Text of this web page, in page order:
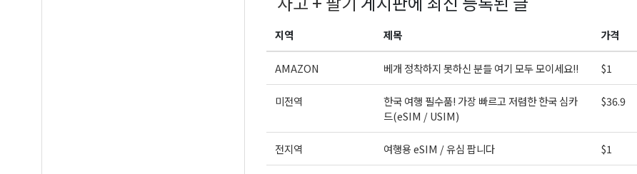
지역 제목 가격
AMAZON 베개 정착하지 못하신 분들 여기 모두 모이세요!! $1
미전역
한국 여행 필수품! 가장 빠르고 저렴한 한국 심카
드(eSIM / USIM)
$36.9
전지역 여행용 eSIM / 유심 팝니다 $1
Suite A, Edmonds, WA, 98026, US, https://wowseattle.com. You can revoke your consent to receive
by using the SafeUnsubscribe® link, found at the bottom of every email.
Emails are serviced by
Our Privacy Policy.
오레곤K 뉴스레터 구독하기!